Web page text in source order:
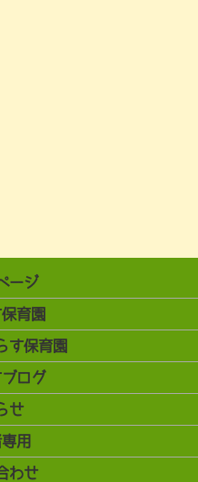
ージ
育園
す保育園
ログ
せ
用
わせ